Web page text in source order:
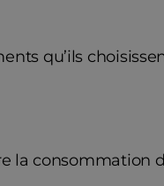
qu’ils
consommation